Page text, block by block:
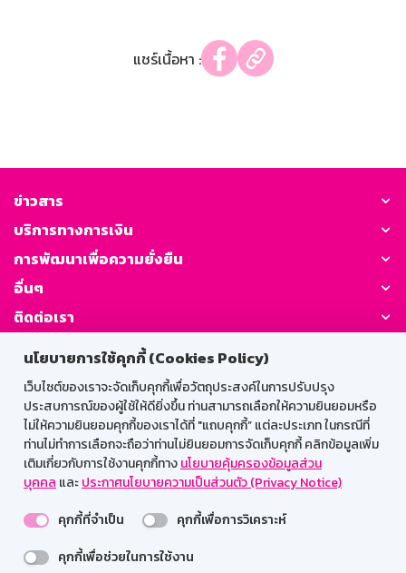
นโยบายการใช้คุกกี้ (Cookies Policy)
เว็บไซต์ของเราจะจัดเก็บคุกกี้เพื่อวัตถุประสงค์ในการปรับปรุง
ประสบการณ์ของผู้ใช้ให้ดียิ่งขึ้น ท่านสามารถเลือกให้ความยินยอมหรือ
ไม่ให้ความยินยอมคุกกี้ของเราได้ที่ "แถบคุกกี้” แต่ละประเภท ในกรณีที่
ท่านไม่ทำการเลือกจะถือว่าท่านไม่ยินยอมการจัดเก็บคุกกี้ คลิกข้อมูลเพิ่ม
เติมเกี่ยวกับการใช้งานคุกกี้ทางนโยบายคุ้มครองข้อมูลส่วน
บุคคล และประกาศนโยบายความเป็นส่วนตัว (Privacy Notice)
คุกกี้ที่จำเป็น
คุกกี้เพื่อการวิเคราะห์
คุกกี้เพื่อช่วยในการใช้งาน
แชร์เนื้อหา :
ข่าวสาร
บริการทางการเงิน
การพัฒนาเพื่อความยั่งยืน
อื่นๆ
ติดต่อเรา
GSB Society:
สำหรับพนักงาน
Web HR
GSB Wisdom
M-Search
เข้าสู่ระบบเน็ตเมล